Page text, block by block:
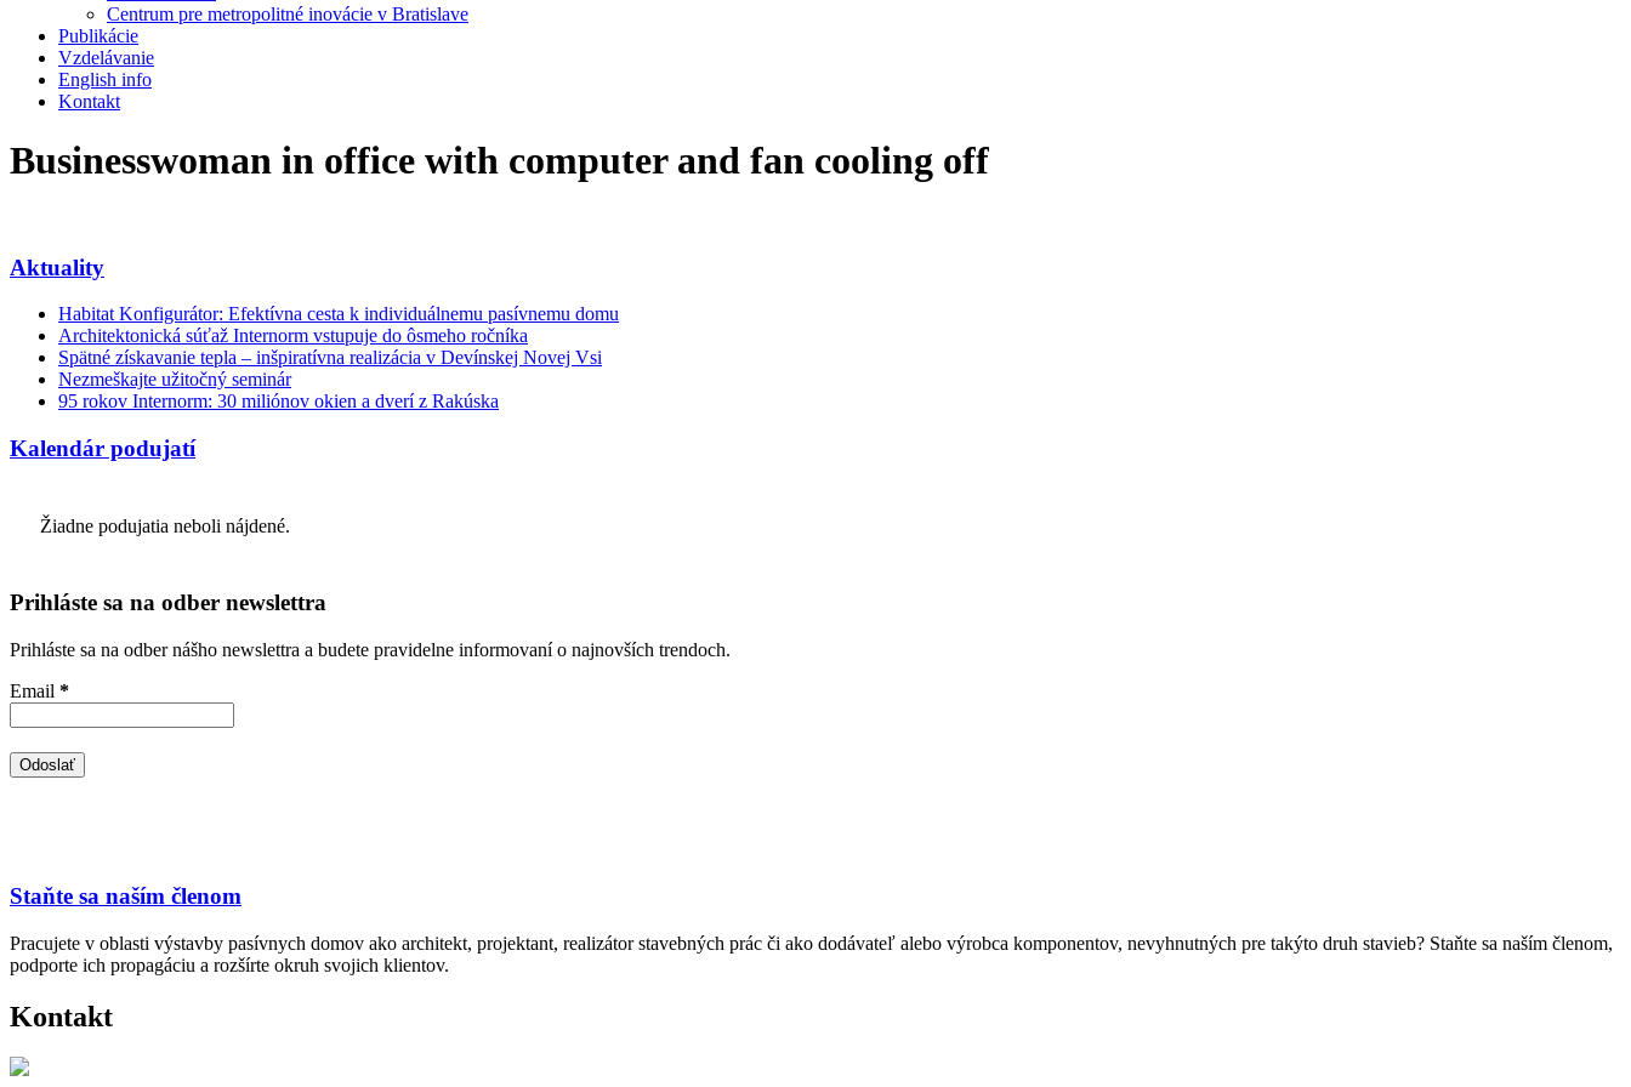
Centrum pre metropolitné inovácie v Bratislave
Publikácie
Vzdelávanie
English info
Kontakt
Businesswoman in office with computer and fan cooling off
Aktuality
Habitat Konfigurátor: Efektívna cesta k individuálnemu pasívnemu domu
Architektonická súťaž Internorm vstupuje do ôsmeho ročníka
Spätné získavanie tepla – inšpiratívna realizácia v Devínskej Novej Vsi
Nezmeškajte užitočný seminár
95 rokov Internorm: 30 miliónov okien a dverí z Rakúska
Kalendár podujatí
Žiadne podujatia neboli nájdené.
Prihláste sa na odber newslettra
Prihláste sa na odber nášho newslettra a budete pravidelne informovaní o najnovších trendoch.
Email *
Staňte sa naším členom
Pracujete v oblasti výstavby pasívnych domov ako architekt, projektant, realizátor stavebných prác či ako dodávateľ alebo výrobca komponentov, nevyhnutných pre takýto druh stavieb? Staňte sa naším členom,
podporte ich propagáciu a rozšírte okruh svojich klientov.
Kontakt